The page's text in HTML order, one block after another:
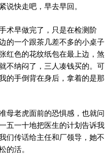
快走吧，早去早回。
术早做完了，只是在检测阶
的一个跟茶几差不多的小桌子
红色的花纹纸包在最上边，煞
不纳闷了，三人凑钱买的。可
的手倒背在身后，拿着的是那
母老虎面前的恐惧感，也就问
五一十地把医生的计划告诉我
们传话给主任和厂领导，她不
的活。